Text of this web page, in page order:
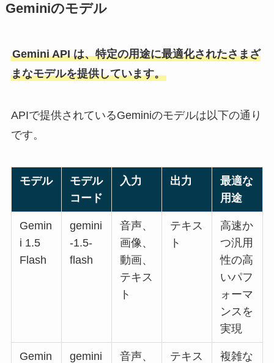
Geminiのモデル
Gemini API は、特定の用途に最適化されたさまざ
まなモデルを提供しています。
APIで提供されているGeminiのモデルは以下の通り
です。
モデル
モデル
コード
入力 出力
最適な
用途
Gemin
i 1.5
Flash
gemini
-1.5-
flash
音声、
画像、
動画、
テキス
ト
テキス
ト
高速か
つ汎用
性の高
いパフ
ォーマ
ンスを
実現
Gemin
gemini
音声、
テキス
複雑な